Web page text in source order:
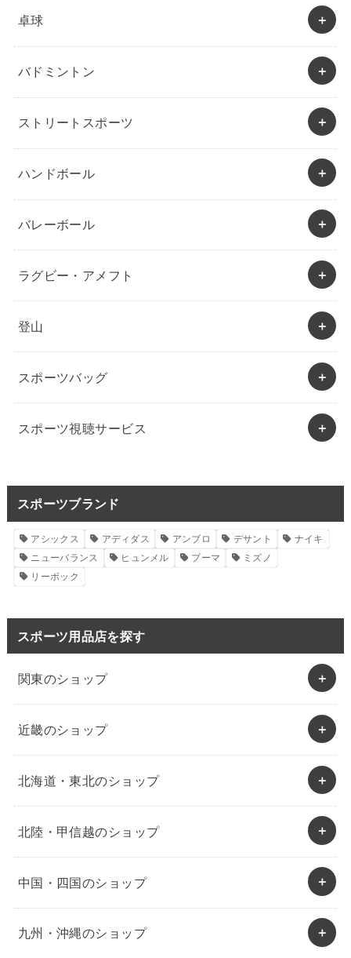
卓球
バドミントン
ストリートスポーツ
ハンドボール
バレーボール
ラグビー・アメフト
登山
スポーツバッグ
スポーツ視聴サービス
スポーツブランド
アシックス アディダス アンブロ デサント
ナイキ
ニューバランス
ヒュンメル プーマ
ミズノ
リーボック
スポーツ用品店を探す
関東のショップ
近畿のショップ
北海道・東北のショップ
北陸・甲信越のショップ
中国・四国のショップ
九州・沖縄のショップ